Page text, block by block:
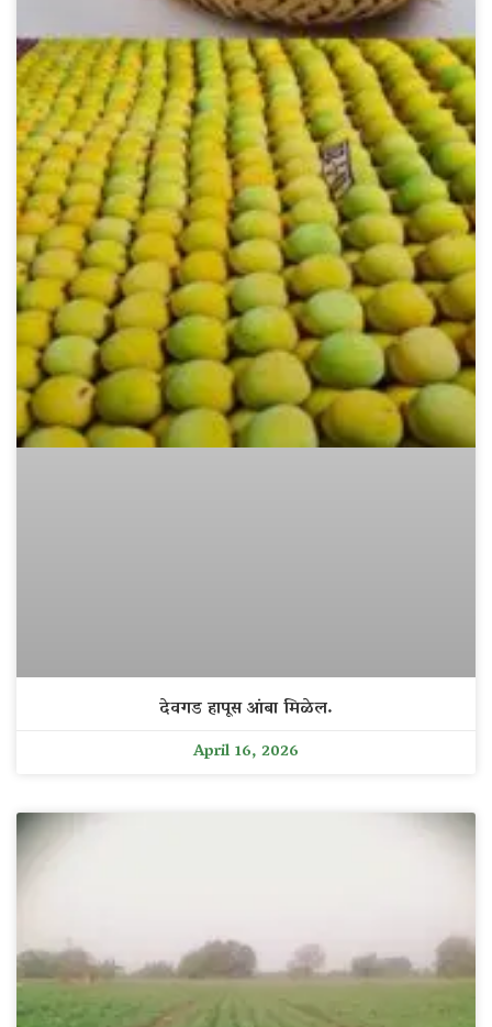
देवगड हापूस आंबा मिळेल.
April 16, 2026